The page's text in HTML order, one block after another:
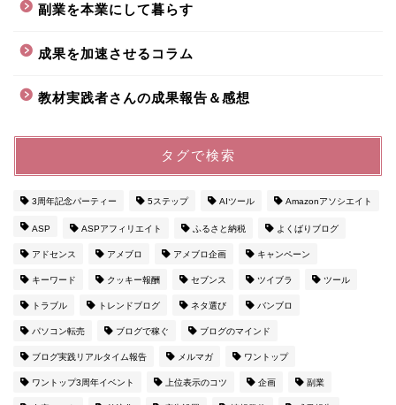
副業を本業にして暮らす
成果を加速させるコラム
教材実践者さんの成果報告＆感想
タグで検索
3周年記念パーティー 5ステップ AIツール Amazonアソシエイト
ASP ASPアフィリエイト ふるさと納税 よくばりブログ
アドセンス アメブロ アメブロ企画 キャンペーン
キーワード クッキー報酬 セブンス ツイブラ ツール
トラブル トレンドブログ ネタ選び バンブロ
パソコン転売 ブログで稼ぐ ブログのマインド
ブログ実践リアルタイム報告 メルマガ ワントップ
ワントップ3周年イベント 上位表示のコツ 企画 副業